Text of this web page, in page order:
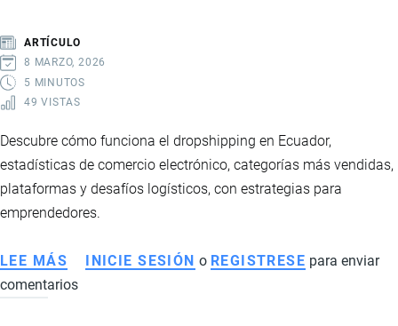
ESTABILIDAD
Y
FORTALECIMIENTO
ARTÍCULO
8 MARZO, 2026
5 MINUTOS
49 VISTAS
Descubre cómo funciona el dropshipping en Ecuador,
estadísticas de comercio electrónico, categorías más vendidas,
plataformas y desafíos logísticos, con estrategias para
emprendedores.
LEE MÁS SOBRE
DROPSHIPPING
INICIE SESIÓN o REGISTRESE para enviar
comentarios